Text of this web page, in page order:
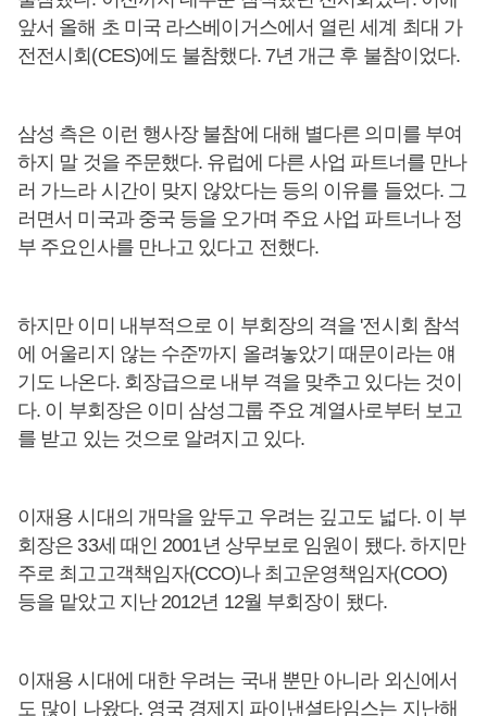
앞서 올해 초 미국 라스베이거스에서 열린 세계 최대 가
전전시회(CES)에도 불참했다. 7년 개근 후 불참이었다.
삼성 측은 이런 행사장 불참에 대해 별다른 의미를 부여
하지 말 것을 주문했다. 유럽에 다른 사업 파트너를 만나
러 가느라 시간이 맞지 않았다는 등의 이유를 들었다. 그
러면서 미국과 중국 등을 오가며 주요 사업 파트너나 정
부 주요인사를 만나고 있다고 전했다.
하지만 이미 내부적으로 이 부회장의 격을 '전시회 참석
에 어울리지 않는 수준'까지 올려놓았기 때문이라는 얘
기도 나온다. 회장급으로 내부 격을 맞추고 있다는 것이
다. 이 부회장은 이미 삼성그룹 주요 계열사로부터 보고
를 받고 있는 것으로 알려지고 있다.
이재용 시대의 개막을 앞두고 우려는 깊고도 넓다. 이 부
회장은 33세 때인 2001년 상무보로 임원이 됐다. 하지만
주로 최고고객책임자(CCO)나 최고운영책임자(COO)
등을 맡았고 지난 2012년 12월 부회장이 됐다.
이재용 시대에 대한 우려는 국내 뿐만 아니라 외신에서
도 많이 나왔다. 영국 경제지 파이낸셜타임스는 지난해